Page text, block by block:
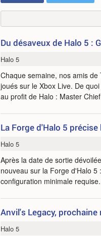
Du désaveux de Halo 5 :
Halo 5
Chaque semaine, nos amis
joués sur le Xbox Live. De
au profit de Halo : Master
La Forge d'Halo 5
Halo 5
Après la date de sortie
nouveau sur la Forge d'Halo
configuration minimale requise.
Anvil's Legacy,
Halo 5